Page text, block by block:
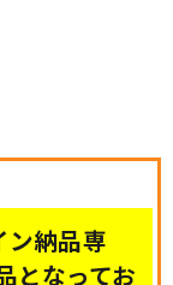
納品専
となってお